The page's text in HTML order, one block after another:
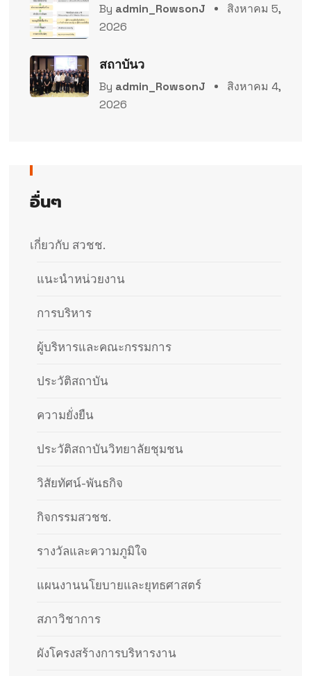
By admin_RowsonJ
สิงหาคม 5,
2026
สถาบันว
By admin_RowsonJ
สิงหาคม 4,
2026
อื่นๆ
เกี่ยวกับ สวชช.
แนะนำหน่วยงาน
การบริหาร
ผู้บริหารและคณะกรรมการ
ประวัติสถาบัน​
ความยั่งยืน
ประวัติสถาบันวิทยาลัยชุมชน
วิสัยทัศน์-พันธกิจ
กิจกรรมสวชช.
รางวัลและความภูมิใจ
แผนงานนโยบายและยุทธศาสตร์
สภาวิชาการ
ผังโครงสร้างการบริหารงาน